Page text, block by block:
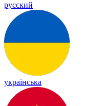
русский
українська